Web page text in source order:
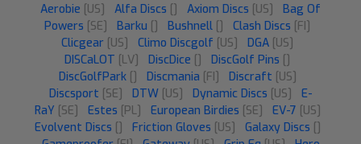
Aerobie [US] Alfa Discs [] Axiom Discs [US]
Bag Of
Powers [SE] Barku [] Bushnell [] Clash Discs [FI]
Clicgear [US] Climo Discgolf [US] DGA [US]
DISCaLOT [LV] DiscDice [] DiscGolf Pins []
DiscGolfPark [] Discmania [FI] Discraft [US]
Discsport [SE] DTW [US] Dynamic Discs [US]
E-
RaY [SE] Estes [PL] European Birdies [SE] EV-7 [US]
Evolvent Discs [] Friction Gloves [US] Galaxy Discs []